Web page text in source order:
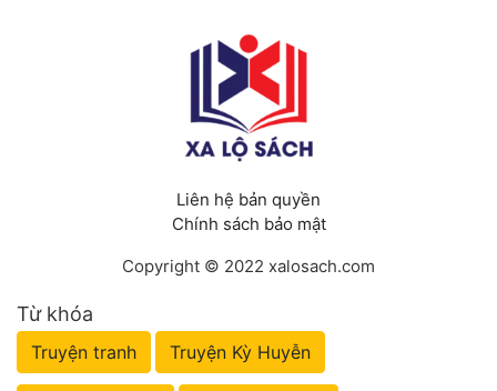
Liên hệ bản quyền
Chính sách bảo mật
Copyright © 2022 xalosach.com
Từ khóa
Truyện tranh Truyện Kỳ Huyễn